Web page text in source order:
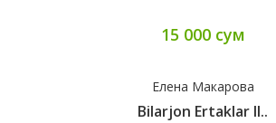
15 000 сум
Елена Макарова
Bilarjon Ertaklar II..